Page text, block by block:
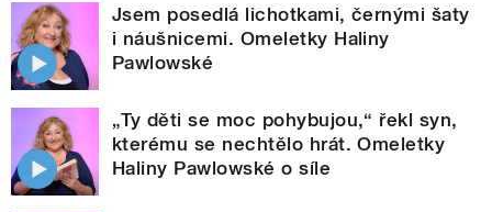
Jsem posedlá lichotkami, černými šaty
i náušnicemi. Omeletky Haliny
Pawlowské
„Ty děti se moc pohybujou,“ řekl syn,
kterému se nechtělo hrát. Omeletky
Haliny Pawlowské o síle